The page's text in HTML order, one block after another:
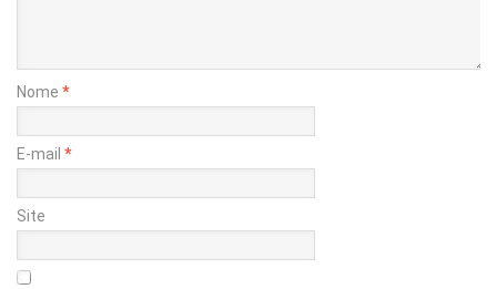
Nome *
E-mail *
Site